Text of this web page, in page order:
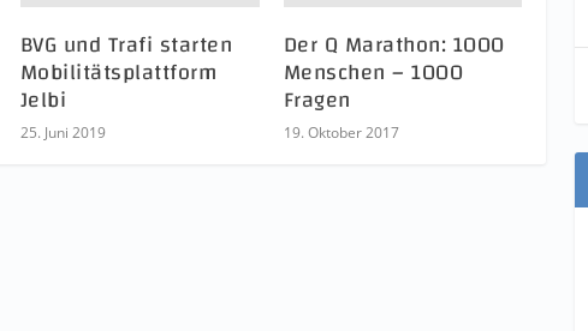
BVG und Trafi starten
Mobilitätsplattform
Jelbi
25. Juni 2019
Der Q Marathon: 1000
Menschen – 1000
Fragen
19. Oktober 2017